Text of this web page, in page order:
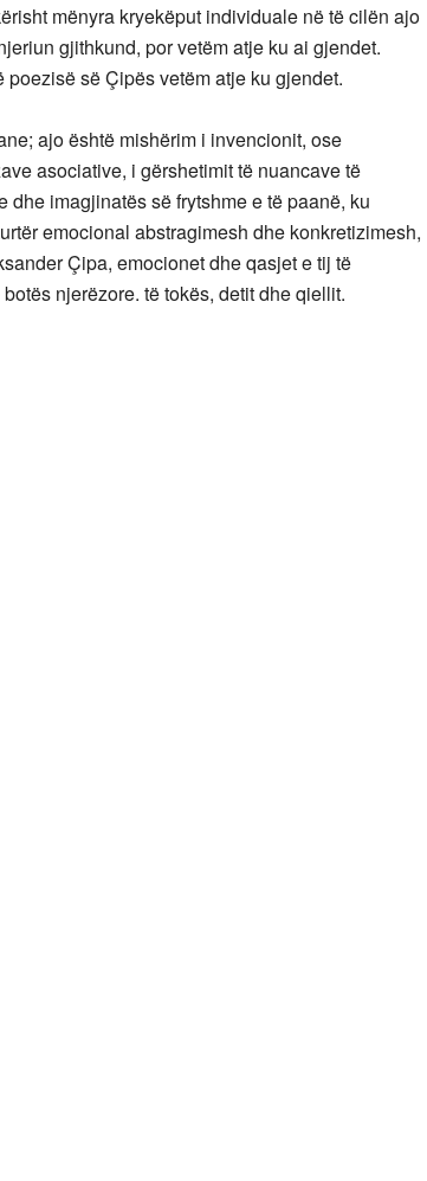
mënyra kryekëput individuale në të cilën ajo
gjithkund, por vetëm atje ku ai gjendet.
së Çipës vetëm atje ku gjendet.
ajo është mishërim i invencionit, ose
asociative, i gërshetimit të nuancave të
imagjinatës së frytshme e të paanë, ku
emocional abstragimesh dhe konkretizimesh,
Çipa, emocionet dhe qasjet e tij të
njerëzore. të tokës, detit dhe qiellit.